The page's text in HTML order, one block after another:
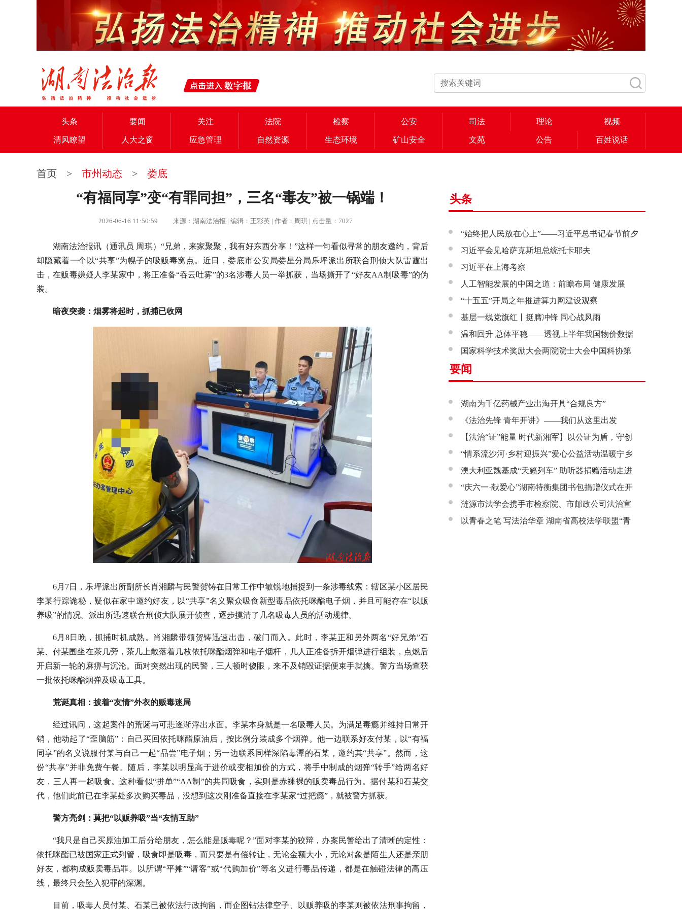
头条 要闻 关注 法院 检察 公安 司法 理论 视频
清风瞭望 人大之窗 应急管理 自然资源 生态环境 矿山安全 文苑 公告 百姓说话
首页 > 市州动态 > 娄底
“有福同享”变“有罪同担”，三名“毒友”被一锅端！
2026-06-16 11:50:59 来源：湖南法治报 | 编辑：王彩英 | 作者：周琪 | 点击量：7027
湖南法治报讯（通讯员 周琪）“兄弟，来家聚聚，我有好东西分享！”这样一句看似寻常的朋友邀约，背后
却隐藏着一个以“共享”为幌子的吸贩毒窝点。近日，娄底市公安局娄星分局乐坪派出所联合刑侦大队雷霆出
击，在贩毒嫌疑人李某家中，将正准备“吞云吐雾”的3名涉毒人员一举抓获，当场撕开了“好友AA制吸毒”的伪
装。
暗夜突袭：烟雾将起时，抓捕已收网
6月7日，乐坪派出所副所长肖湘麟与民警贺铸在日常工作中敏锐地捕捉到一条涉毒线索：辖区某小区居民
李某行踪诡秘，疑似在家中邀约好友，以“共享”名义聚众吸食新型毒品依托咪酯电子烟，并且可能存在“以贩
养吸”的情况。派出所迅速联合刑侦大队展开侦查，逐步摸清了几名吸毒人员的活动规律。
6月8日晚，抓捕时机成熟。肖湘麟带领贺铸迅速出击，破门而入。此时，李某正和另外两名“好兄弟”石
某、付某围坐在茶几旁，茶几上散落着几枚依托咪酯烟弹和电子烟杆，几人正准备拆开烟弹进行组装，点燃后
开启新一轮的麻痹与沉沦。面对突然出现的民警，三人顿时傻眼，来不及销毁证据便束手就擒。警方当场查获
一批依托咪酯烟弹及吸毒工具。
荒诞真相：披着“友情”外衣的贩毒迷局
经过讯问，这起案件的荒诞与可悲逐渐浮出水面。李某本身就是一名吸毒人员。为满足毒瘾并维持日常开
销，他动起了“歪脑筋”：自己买回依托咪酯原油后，按比例分装成多个烟弹。他一边联系好友付某，以“有福
同享”的名义说服付某与自己一起“品尝”电子烟；另一边联系同样深陷毒潭的石某，邀约其“共享”。然而，这
份“共享”并非免费午餐。随后，李某以明显高于进价或变相加价的方式，将手中制成的烟弹“转手”给两名好
友，三人再一起吸食。这种看似“拼单”“AA制”的共同吸食，实则是赤裸裸的贩卖毒品行为。据付某和石某交
代，他们此前已在李某处多次购买毒品，没想到这次刚准备直接在李某家“过把瘾”，就被警方抓获。
警方亮剑：莫把“以贩养吸”当“友情互助”
“我只是自己买原油加工后分给朋友，怎么能是贩毒呢？”面对李某的狡辩，办案民警给出了清晰的定性：
依托咪酯已被国家正式列管，吸食即是吸毒，而只要是有偿转让，无论金额大小，无论对象是陌生人还是亲朋
好友，都构成贩卖毒品罪。以所谓“平摊”“请客”或“代购加价”等名义进行毒品传递，都是在触碰法律的高压
线，最终只会坠入犯罪的深渊。
目前，吸毒人员付某、石某已被依法行政拘留，而企图钻法律空子、以贩养吸的李某则被依法刑事拘留，
头条
“始终把人民放在心上”——习近平总书记春节前夕
赴辽宁看望慰问基层干部群众纪实
习近平会见哈萨克斯坦总统托卡耶夫
习近平在上海考察
人工智能发展的中国之道：前瞻布局 健康发展
“十五五”开局之年推进算力网建设观察
基层一线党旗红丨挺膺冲锋 同心战风雨
温和回升 总体平稳——透视上半年我国物价数据
国家科学技术奖励大会两院院士大会中国科协第
十一次全国代表大会在京召开
要闻
湖南为千亿药械产业出海开具“合规良方”
《法治先锋 青年开讲》——我们从这里出发
【法治“证”能量 时代新湘军】以公证为盾，守创
新之魂 湖南青年公证人为知识产权保护筑牢防线
“情系流沙河·乡村迎振兴”爱心公益活动温暖宁乡
市流沙河镇
澳大利亚魏基成“天籁列车” 助听器捐赠活动走进
开慧镇
“庆六一·献爱心”湖南特衡集团书包捐赠仪式在开
慧镇举行
涟源市法学会携手市检察院、市邮政公司法治宣
讲走进七星街镇仙洞中学
以青春之笔 写法治华章 湖南省高校法学联盟“青